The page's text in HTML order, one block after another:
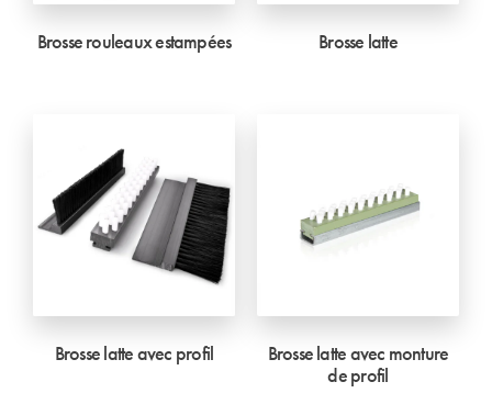
Brosse rouleaux estampées Brosse latte
Brosse latte avec profil
Brosse latte avec monture
de profil